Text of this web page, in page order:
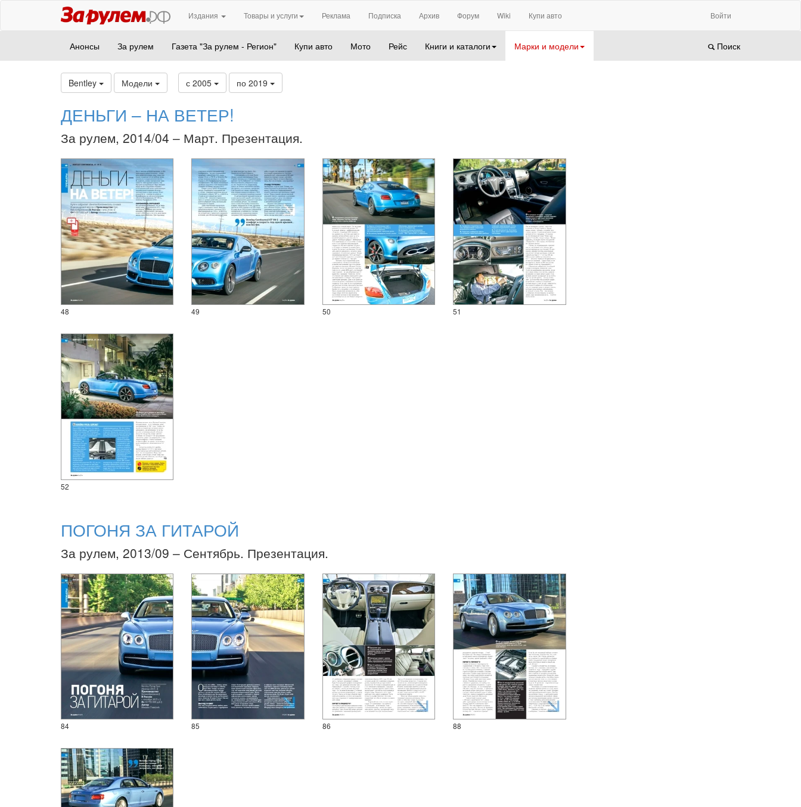
Издания Товары и услуги Реклама Подписка Архив Форум Wiki Купи авто Войти
Анонсы За рулем Газета "За рулем - Регион" Купи авто Мото Рейс Книги и каталоги Марки и модели Поиск
Bentley Модели с 2005 по 2019
ДЕНЬГИ – НА ВЕТЕР!
За рулем, 2014/04 – Март. Презентация.
48 49 50 51
52
ПОГОНЯ ЗА ГИТАРОЙ
За рулем, 2013/09 – Сентябрь. Презентация.
84 85 86 88